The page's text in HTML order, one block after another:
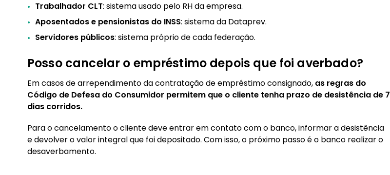
Trabalhador CLT: sistema usado pelo RH da empresa.
Aposentados e pensionistas do INSS: sistema da Dataprev.
Servidores públicos: sistema próprio de cada federação.
Posso cancelar o empréstimo depois que foi averbado?
Em casos de arrependimento da contratação de empréstimo consignado, as regras do
Código de Defesa do Consumidor permitem que o cliente tenha prazo de desistência de 7
dias corridos.
Para o cancelamento o cliente deve entrar em contato com o banco, informar a desistência
e devolver o valor integral que foi depositado. Com isso, o próximo passo é o banco realizar o
desaverbamento.